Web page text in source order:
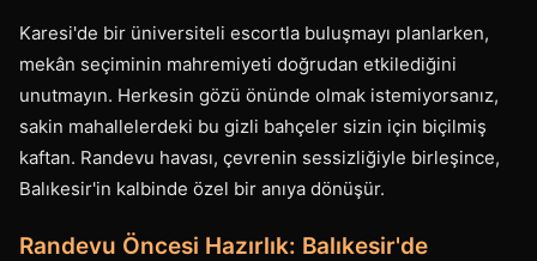
Karesi'de bir üniversiteli escortla buluşmayı planlarken,
mekân seçiminin mahremiyeti doğrudan etkilediğini
unutmayın. Herkesin gözü önünde olmak istemiyorsanız,
sakin mahallelerdeki bu gizli bahçeler sizin için biçilmiş
kaftan. Randevu havası, çevrenin sessizliğiyle birleşince,
Balıkesir'in kalbinde özel bir anıya dönüşür.
Randevu Öncesi Hazırlık: Balıkesir'de